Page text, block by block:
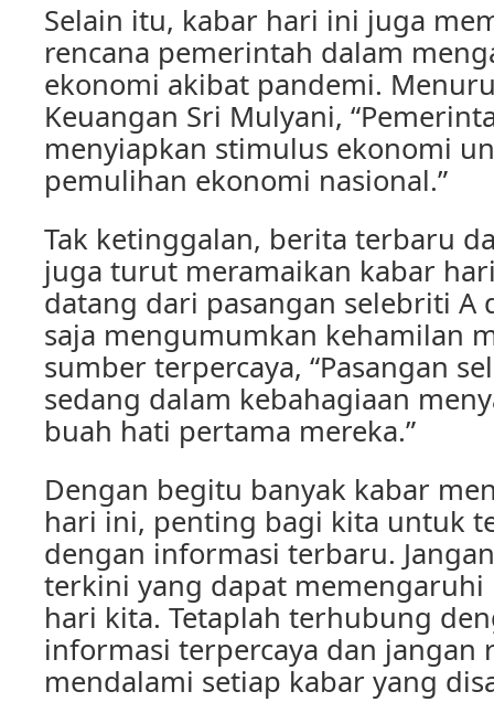
Selain itu, kabar hari ini juga
rencana pemerintah dalam
ekonomi akibat pandemi.
Keuangan Sri Mulyani,
menyiapkan stimulus ekonomi
pemulihan ekonomi nasional.”
Tak ketinggalan, berita terbaru
juga turut meramaikan kabar
datang dari pasangan selebriti A
saja mengumumkan kehamilan
sumber terpercaya, “Pasangan
sedang dalam kebahagiaan
buah hati pertama mereka.”
Dengan begitu banyak kabar
hari ini, penting bagi kita untuk
dengan informasi terbaru.
terkini yang dapat memengaruhi
hari kita. Tetaplah terhubung
informasi terpercaya dan jangan
mendalami setiap kabar yang